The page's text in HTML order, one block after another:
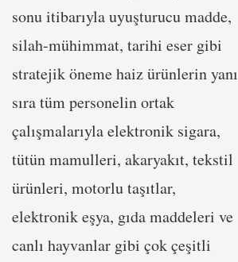
sonu itibarıyla uyuşturucu madde,
silah-mühimmat, tarihi eser gibi
stratejik öneme haiz ürünlerin yanı
sıra tüm personelin ortak
çalışmalarıyla elektronik sigara,
tütün mamulleri, akaryakıt, tekstil
ürünleri, motorlu taşıtlar,
elektronik eşya, gıda maddeleri ve
canlı hayvanlar gibi çok çeşitli